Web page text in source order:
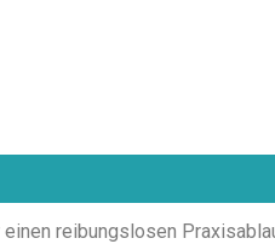
einen reibungslosen